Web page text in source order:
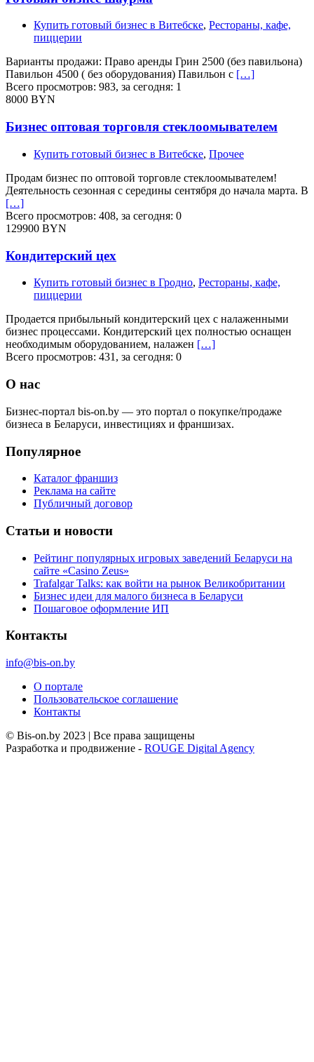
Купить готовый бизнес в Витебске, Рестораны, кафе,
пиццерии
Варианты продажи: Право аренды Грин 2500 (без павильона)
Павильон 4500 ( без оборудования) Павильон с […]
Всего просмотров: 983, за сегодня: 1
8000 BYN
Бизнес оптовая торговля стеклоомывателем
Купить готовый бизнес в Витебске, Прочее
Продам бизнес по оптовой торговле стеклоомывателем!
Деятельность сезонная с середины сентября до начала марта. В
[…]
Всего просмотров: 408, за сегодня: 0
129900 BYN
Кондитерский цех
Купить готовый бизнес в Гродно, Рестораны, кафе,
пиццерии
Продается прибыльный кондитерский цех с налаженными
бизнес процессами. Кондитерский цех полностью оснащен
необходимым оборудованием, налажен […]
Всего просмотров: 431, за сегодня: 0
О нас
Бизнес-портал bis-on.by — это портал о покупке/продаже
бизнеса в Беларуси, инвестициях и франшизах.
Популярное
Каталог франшиз
Реклама на сайте
Публичный договор
Статьи и новости
Рейтинг популярных игровых заведений Беларуси на
сайте «Casino Zeus»
Trafalgar Talks: как войти на рынок Великобритании
Бизнес идеи для малого бизнеса в Беларуси
Пошаговое оформление ИП
Контакты
info@bis-on.by
О портале
Пользовательское соглашение
Контакты
© Bis-on.by 2023 | Все права защищены
Разработка и продвижение - ROUGE Digital Agency